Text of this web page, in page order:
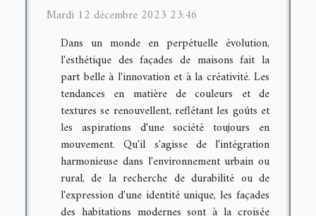
Mardi 12 décembre 2023 23:46
Dans un monde en perpétuelle évolution,
l'esthétique des façades de maisons fait la
part belle à l'innovation et à la créativité. Les
tendances en matière de couleurs et de
textures se renouvellent, reflétant les goûts et
les aspirations d'une société toujours en
mouvement. Qu'il s'agisse de l'intégration
harmonieuse dans l'environnement urbain ou
rural, de la recherche de durabilité ou de
l'expression d'une identité unique, les façades